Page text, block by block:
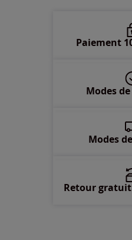
Paiement
Modes
Modes
Retour